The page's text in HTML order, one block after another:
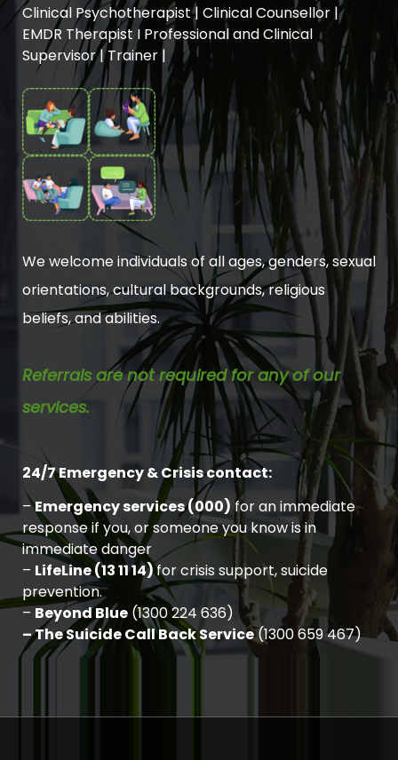
Clinical Psychotherapist | Clinical Counsellor |
EMDR Therapist I Professional and Clinical
Supervisor | Trainer |
We welcome individuals of all ages, genders, sexual
orientations, cultural backgrounds, religious
beliefs, and abilities.
Referrals are not required for any of our
services.
24/7 Emergency & Crisis contact:
–Emergency services (000) for an immediate
response if you, or someone you know is in
immediate danger
– LifeLine (13 11 14)for crisis support, suicide
prevention.
– Beyond Blue (1300 224 636)
– The Suicide Call Back Service(1300 659 467)